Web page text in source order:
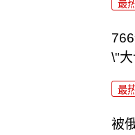
最
\"
最
被